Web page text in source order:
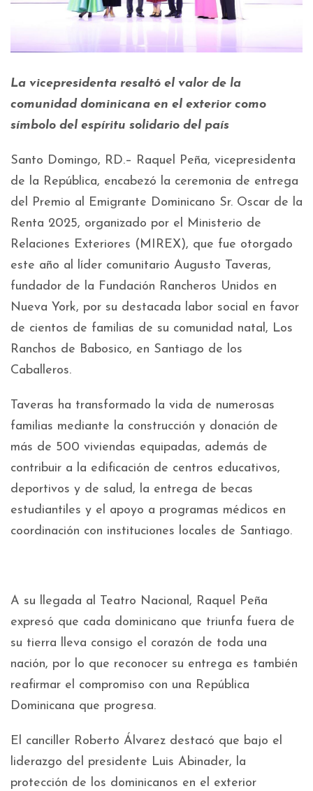
La vicepresidenta resaltó el valor de la
comunidad dominicana en el exterior como
símbolo del espíritu solidario del país
Santo Domingo, RD.– Raquel Peña, vicepresidenta
de la República, encabezó la ceremonia de entrega
del Premio al Emigrante Dominicano Sr. Oscar de la
Renta 2025, organizado por el Ministerio de
Relaciones Exteriores (MIREX), que fue otorgado
este año al líder comunitario Augusto Taveras,
fundador de la Fundación Rancheros Unidos en
Nueva York, por su destacada labor social en favor
de cientos de familias de su comunidad natal, Los
Ranchos de Babosico, en Santiago de los
Caballeros.
Taveras ha transformado la vida de numerosas
familias mediante la construcción y donación de
más de 500 viviendas equipadas, además de
contribuir a la edificación de centros educativos,
deportivos y de salud, la entrega de becas
estudiantiles y el apoyo a programas médicos en
coordinación con instituciones locales de Santiago.
A su llegada al Teatro Nacional, Raquel Peña
expresó que cada dominicano que triunfa fuera de
su tierra lleva consigo el corazón de toda una
nación, por lo que reconocer su entrega es también
reafirmar el compromiso con una República
Dominicana que progresa.
El canciller Roberto Álvarez destacó que bajo el
liderazgo del presidente Luis Abinader, la
protección de los dominicanos en el exterior